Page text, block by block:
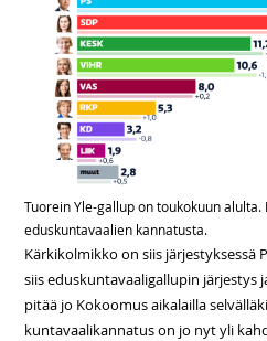
Tuorein Yle-gallup on toukokuun
eduskuntavaalien kannatusta.
Kärkikolmikko on siis järjestyksessä
siis eduskuntavaaligallupin järjestys
pitää jo Kokoomus aikalailla
kuntavaalikannatus on jo nyt yli